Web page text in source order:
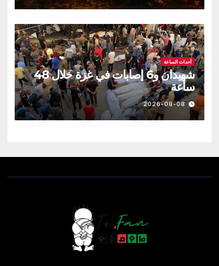
أحداث الساعة
شهيدان و6 إصابات في غزة خلال 48
ساعة
2026-08-08